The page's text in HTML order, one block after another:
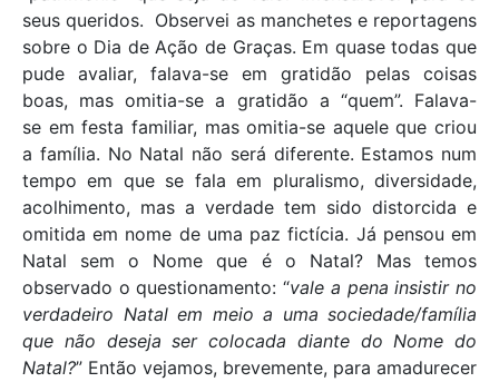
seus queridos. Observei as manchetes e reportagens
sobre o Dia de Ação de Graças. Em quase todas que
pude avaliar, falava-se em gratidão pelas coisas
boas, mas omitia-se a gratidão a “quem”. Falava-
se em festa familiar, mas omitia-se aquele que criou
a família. No Natal não será diferente. Estamos num
tempo em que se fala em pluralismo, diversidade,
acolhimento, mas a verdade tem sido distorcida e
omitida em nome de uma paz fictícia. Já pensou em
Natal sem o Nome que é o Natal? Mas temos
observado o questionamento: “vale a pena insistir no
verdadeiro Natal em meio a uma sociedade/família
que não deseja ser colocada diante do Nome do
Natal?” Então vejamos, brevemente, para amadurecer